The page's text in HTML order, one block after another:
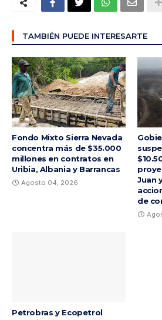
TAMBIÉN PUEDE INTERESARTE
Fondo Mixto Sierra Nevada
concentra más de $35.000
millones en contratos en
Uribia, Albania y Barrancas
Agosto 04, 2026
Juan
de
Petrobras y Ecopetrol